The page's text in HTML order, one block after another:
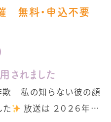
無料・申込不要
されました
欺 私の知らない彼の顔
放送は ２０２６年 ７